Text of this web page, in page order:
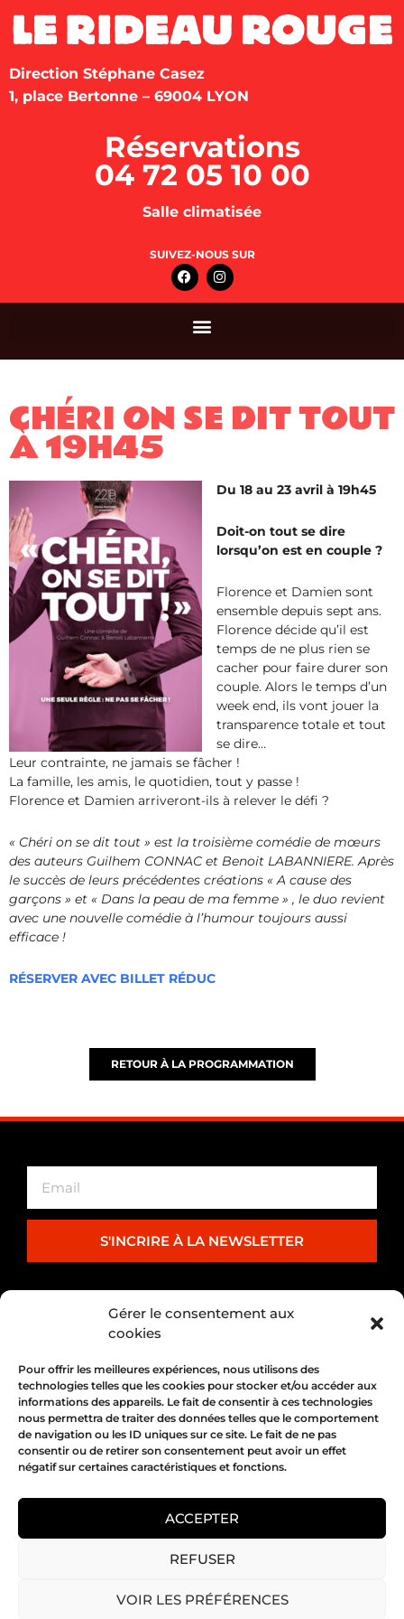
Gérer le consentement aux
cookies
Pour offrir les meilleures expériences, nous utilisons des
technologies telles que les cookies pour stocker et/ou accéder aux
informations des appareils. Le fait de consentir à ces technologies
nous permettra de traiter des données telles que le comportement
de navigation ou les ID uniques sur ce site. Le fait de ne pas
consentir ou de retirer son consentement peut avoir un effet
négatif sur certaines caractéristiques et fonctions.
ACCEPTER
REFUSER
VOIR LES PRÉFÉRENCES
Direction Stéphane Casez
1, place Bertonne – 69004 LYON
Réservations
04 72 05 10 00
Salle climatisée
SUIVEZ-NOUS SUR
CHÉRI ON SE DIT TOUT
​À 19H45
Du 18 au 23 avril à 19h45
Doit-on tout se dire
lorsqu’on est en couple ?
Florence et Damien sont
ensemble depuis sept ans.
Florence décide qu’il est
temps de ne plus rien se
cacher pour faire durer son
couple. Alors le temps d’un
week end, ils vont jouer la
transparence totale et tout
se dire…
Leur contrainte, ne jamais se fâcher !
La famille, les amis, le quotidien, tout y passe !
Florence et Damien arriveront-ils à relever le défi ?
« Chéri on se dit tout » est la troisième comédie de mœurs
des auteurs Guilhem CONNAC et Benoit LABANNIERE. Après
le succès de leurs précédentes créations « A cause des
garçons » et « Dans la peau de ma femme » , le duo revient
avec une nouvelle comédie à l’humour toujours aussi
efficace !
RÉSERVER AVEC BILLET RÉDUC
RETOUR À LA PROGRAMMATION
S'INCRIRE À LA NEWSLETTER
PARTENARIAT